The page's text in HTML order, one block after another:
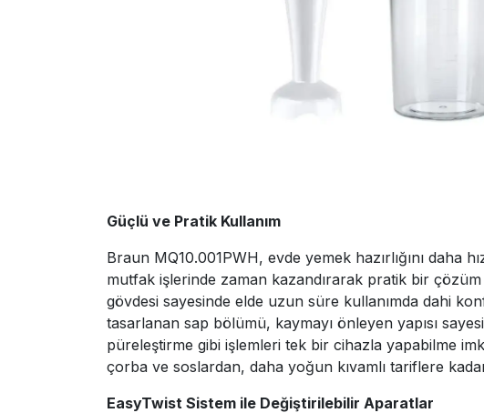
Güçlü ve Pratik Kullanım
Braun MQ10.001PWH, evde yemek hazırlığını daha
mutfak işlerinde zaman kazandırarak pratik bir
gövdesi sayesinde elde uzun süre kullanımda dahi
tasarlanan sap bölümü, kaymayı önleyen yapısı
püreleştirme gibi işlemleri tek bir cihazla yapabilme
çorba ve soslardan, daha yoğun kıvamlı tariflere
EasyTwist Sistem ile Değiştirilebilir Aparatlar